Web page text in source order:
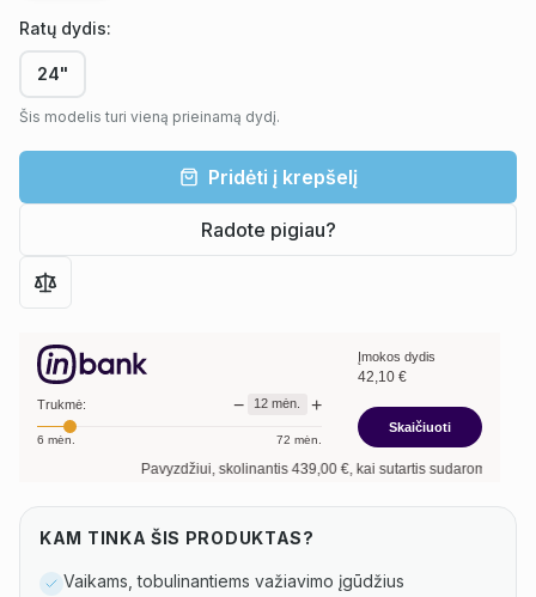
Ratų dydis:
24"
Šis modelis turi vieną prieinamą dydį.
Pridėti į krepšelį
Radote pigiau?
Trukmė: − 12 mėn. +
6 mėn. 72 mėn.
Įmokos dydis
42,10 €
Skaičiuoti
Pavyzdžiui, skolinantis439,00€, kai sutartis sudaroma12mėn.
KAM TINKA ŠIS PRODUKTAS?
Vaikams, tobulinantiems važiavimo įgūdžius